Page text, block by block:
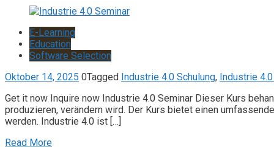
E-Learning
Education
Software Selection
Oktober 14, 2025 0Tagged Industrie 4.0 Schulung, Industrie
Get it now Inquire now Industrie 4.0 Seminar Dieser Kurs
produzieren, verändern wird. Der Kurs bietet einen
werden. Industrie 4.0 ist […]
Read More